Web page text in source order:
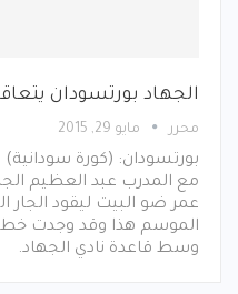
الجهاد بورتسودان
محرر مايو 29, 2015
بورتسودان: (كورة سودانية)
مع المدرب عبد العظيم
عمر ضو البيت ليقود الجار
الموسم هذا وقد وجدت خطوة
وسط قاعدة نادي الجهاد.